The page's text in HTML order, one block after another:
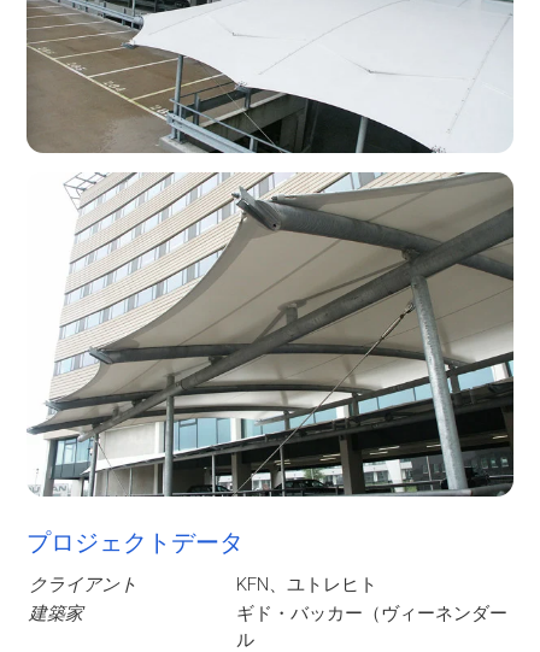
プロジェクトデータ
クライアント
KFN、ユトレヒト
建築家
ギド・バッカー（ヴィーネンダー
ル